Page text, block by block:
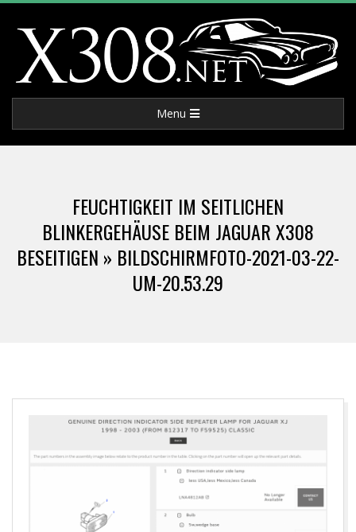
content
X
3
8
.
T
Navigation
Menu
FEUCHTIGKEIT IM SEITLICHEN
BLINKERGEHÄUSE BEIM JAGUAR X308
BESEITIGEN » BILDSCHIRMFOTO-2021-03-22-
UM-20.53.29